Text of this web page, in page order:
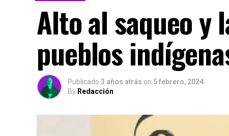
Alto al saqueo y
pueblos
Publicado 3 años atrás on 5 febrero, 2024
By Redacción